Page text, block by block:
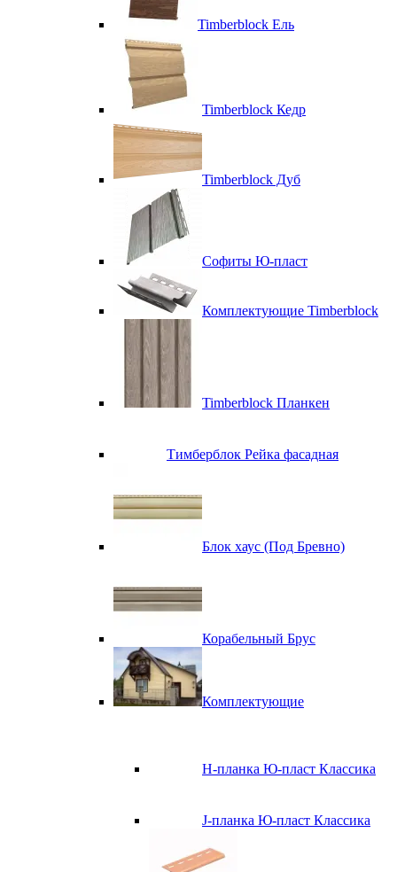
Timberblock Ель
Timberblock Кедр
Timberblock Дуб
Софиты Ю-пласт
Комплектующие Timberblock
Timberblock Планкен
Тимберблок Рейка фасадная
Блок хаус (Под Бревно)
Корабельный Брус
Комплектующие
H-планка Ю-пласт Классика
J-планка Ю-пласт Классика